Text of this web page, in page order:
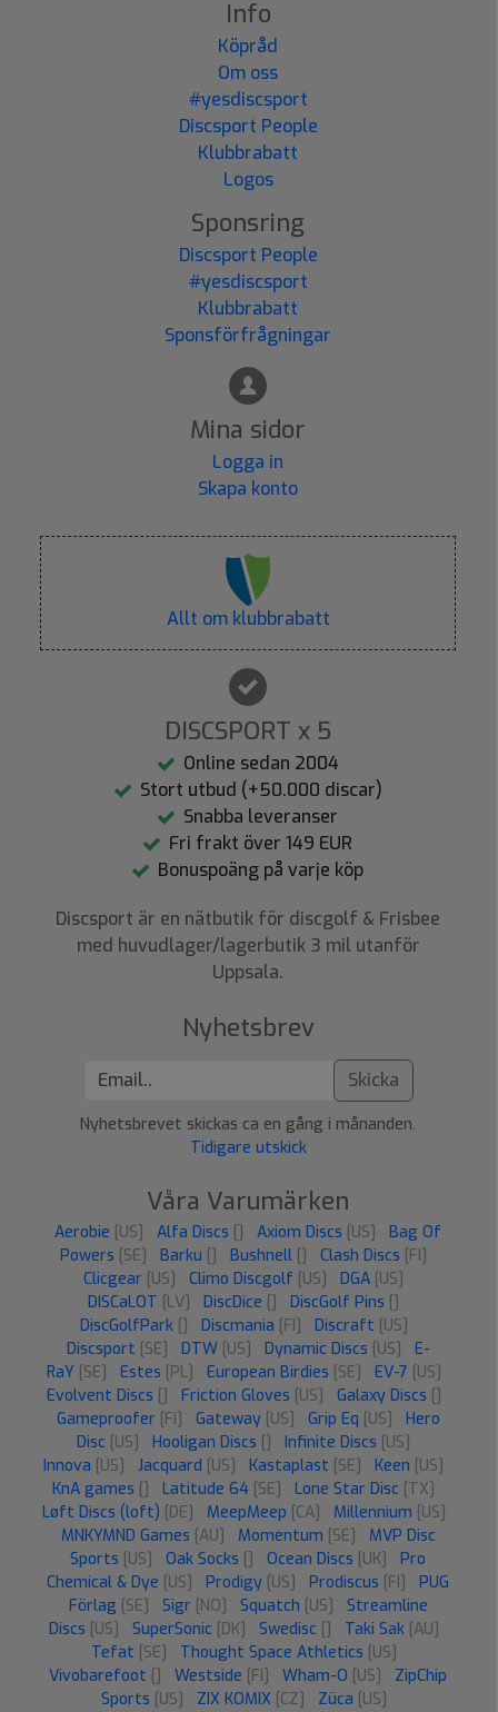
Info
Köpråd
Om oss
#yesdiscsport
Discsport People
Klubbrabatt
Logos
Sponsring
Discsport People
#yesdiscsport
Klubbrabatt
Sponsförfrågningar
Mina sidor
Logga in
Skapa konto
Allt om klubbrabatt
DISCSPORT x 5
Online sedan 2004
Stort utbud (+50.000 discar)
Snabba leveranser
Fri frakt över 149 EUR
Bonuspoäng på varje köp
Discsport är en nätbutik för discgolf & Frisbee
med huvudlager/lagerbutik 3 mil utanför
Uppsala.
Nyhetsbrev
Skicka
Nyhetsbrevet skickas ca en gång i månanden.
Tidigare utskick
Våra Varumärken
Aerobie [US] Alfa Discs [] Axiom Discs [US]
Bag Of
Powers [SE] Barku [] Bushnell [] Clash Discs [FI]
Clicgear [US] Climo Discgolf [US] DGA [US]
DISCaLOT [LV] DiscDice [] DiscGolf Pins []
DiscGolfPark [] Discmania [FI] Discraft [US]
Discsport [SE] DTW [US] Dynamic Discs [US]
E-
RaY [SE] Estes [PL] European Birdies [SE] EV-7 [US]
Evolvent Discs [] Friction Gloves [US] Galaxy Discs []
Gameproofer [FI] Gateway [US] Grip Eq [US]
Hero
Disc [US] Hooligan Discs [] Infinite Discs [US]
Innova [US] Jacquard [US] Kastaplast [SE] Keen [US]
KnA games [] Latitude 64 [SE] Lone Star Disc [TX]
Løft Discs (loft) [DE] MeepMeep [CA] Millennium [US]
MNKYMND Games [AU] Momentum [SE]
MVP Disc
Sports [US] Oak Socks [] Ocean Discs [UK]
Pro
Chemical & Dye [US] Prodigy [US] Prodiscus [FI]
PUG
Förlag [SE] Sigr [NO] Squatch [US]
Streamline
Discs [US] SuperSonic [DK] Swedisc [] Taki Sak [AU]
Tefat [SE] Thought Space Athletics [US]
Vivobarefoot [] Westside [FI] Wham-O [US]
ZipChip
Sports [US] ZIX KOMIX [CZ] Züca [US]